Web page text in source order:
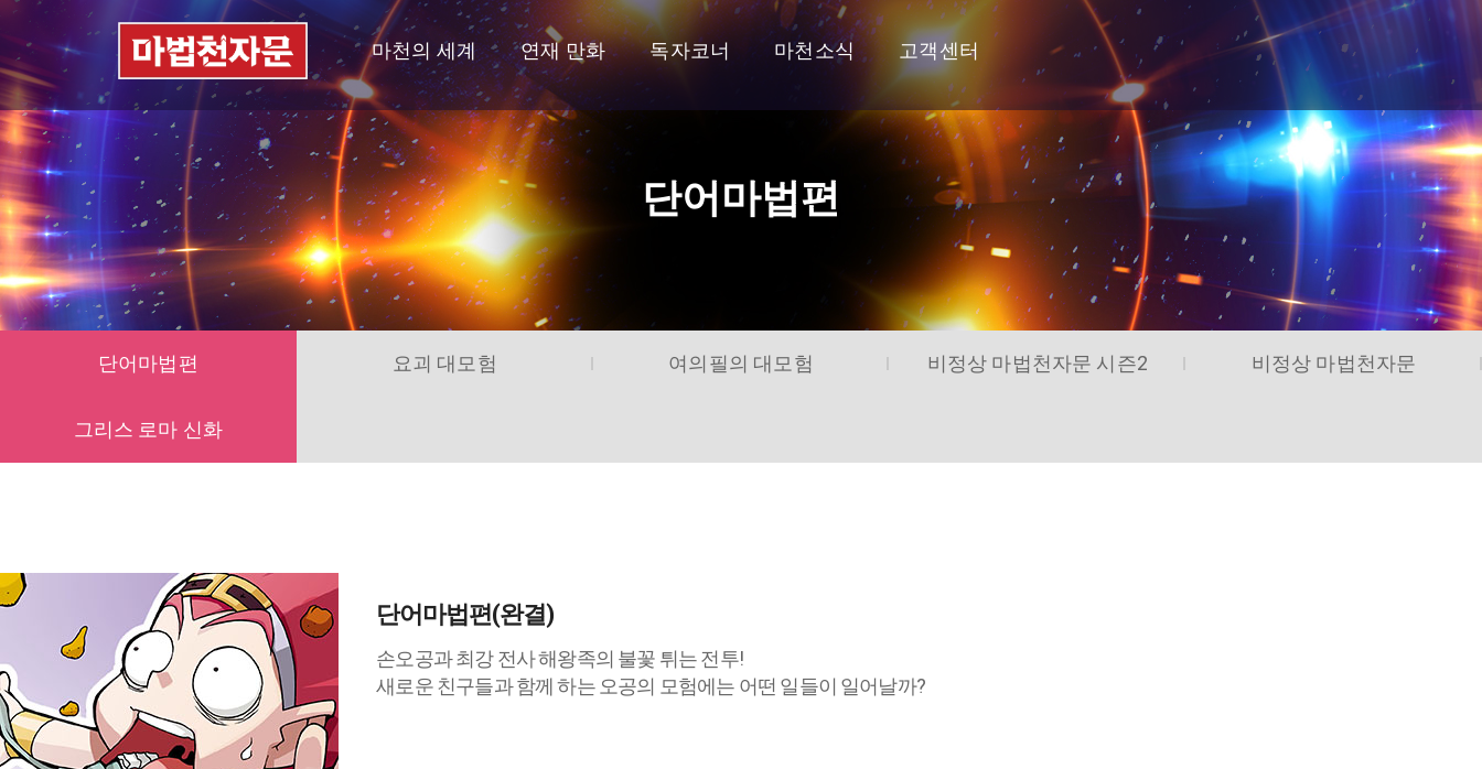
마천의 세계 연재 만화 독자코너 마천소식 고객센터
단어마법편
단어마법편 요괴 대모험 여의필의 대모험 비정상 마법천자문 시즌2 비정상 마법천자문
그리스 로마 신화
단어마법편(완결)
손오공과 최강 전사 해왕족의 불꽃 튀는 전투!
새로운 친구들과 함께 하는 오공의 모험에는 어떤 일들이 일어날까?